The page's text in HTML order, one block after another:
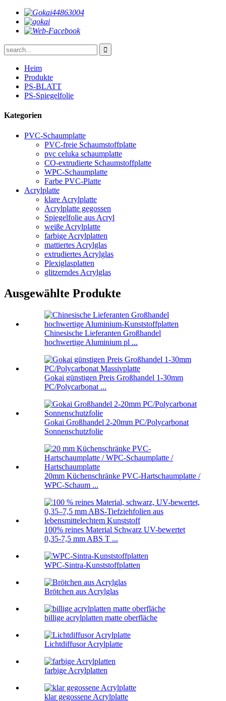
Heim
Produkte
PS-BLATT
PS-Spiegelfolie
Kategorien
PVC-Schaumplatte
PVC-freie Schaumstoffplatte
pvc celuka schaumplatte
CO-extrudierte Schaumstoffplatte
WPC-Schaumplatte
Farbe PVC-Platte
Acrylplatte
klare Acrylplatte
Acrylplatte gegossen
Spiegelfolie aus Acryl
weiße Acrylplatte
farbige Acrylplatten
mattiertes Acrylglas
extrudiertes Acrylglas
Plexiglasplatten
glitzerndes Acrylglas
Ausgewählte Produkte
Chinesische Lieferanten Großhandel
hochwertige Aluminium pl ...
Gokai günstigen Preis Großhandel 1-30mm
PC/Polycarbonat ...
Gokai Großhandel 2-20mm PC/Polycarbonat
Sonnenschutzfolie
20mm Küchenschränke PVC-Hartschaumplatte /
WPC-Schaum ...
100% reines Material Schwarz UV-bewertet
0,35-7,5 mm ABS T ...
WPC-Sintra-Kunststoffplatten
Brötchen aus Acrylglas
billige acrylplatten matte oberfläche
Lichtdiffusor Acrylplatte
farbige Acrylplatten
klar gegossene Acrylplatte